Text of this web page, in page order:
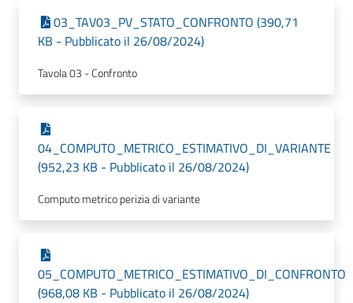
03_TAV03_PV_STATO_CONFRONTO (390,71
KB - Pubblicato il 26/08/2024)
Tavola 03 - Confronto
04_COMPUTO_METRICO_ESTIMATIVO_DI_VARIANTE
(952,23 KB - Pubblicato il 26/08/2024)
Computo metrico perizia di variante
05_COMPUTO_METRICO_ESTIMATIVO_DI_CONFRONTO
(968,08 KB - Pubblicato il 26/08/2024)